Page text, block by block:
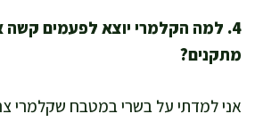
4. למה הקלמרי יוצא לפעמים קשה
מתקנים?
אני למדתי על בשרי במטבח שקלמרי